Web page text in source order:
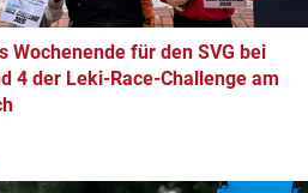
Wochenende für den SVG bei
4 der Leki-Race-Challenge am